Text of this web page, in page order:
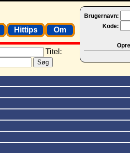
Brugernavn:
Kode:
Hittips Om
Titel: